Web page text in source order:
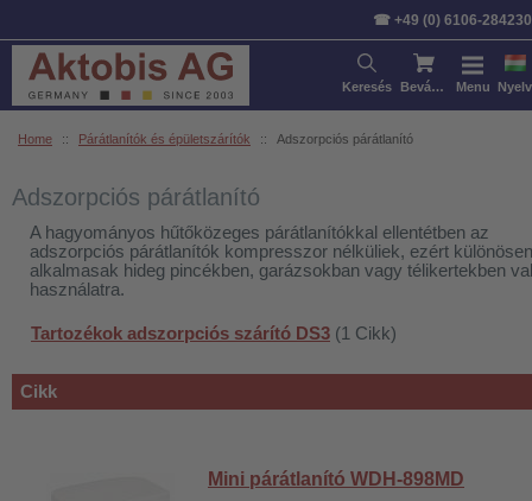
☎ +49 (0) 6106-284230
Keresés Bevásárlókosár Menu Nyelv
Home :: Párátlanítók és épületszárítók :: Adszorpciós párátlanító
Adszorpciós párátlanító
A hagyományos hűtőközeges párátlanítókkal ellentétben az
adszorpciós párátlanítók kompresszor nélküliek, ezért különösen
alkalmasak hideg pincékben, garázsokban vagy télikertekben
használatra.
Tartozékok adszorpciós szárító DS3 (1 Cikk)
Cikk
Cikk Ár
Mini párátlanító WDH-898MD